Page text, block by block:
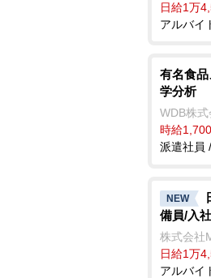
日給1万
アルバイ
有名食
学分析
WDB株式
時給
派遣社員
NEW
備員/入
株式会社
日給1万
アルバイ